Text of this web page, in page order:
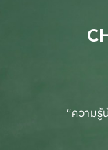
“ความรู้